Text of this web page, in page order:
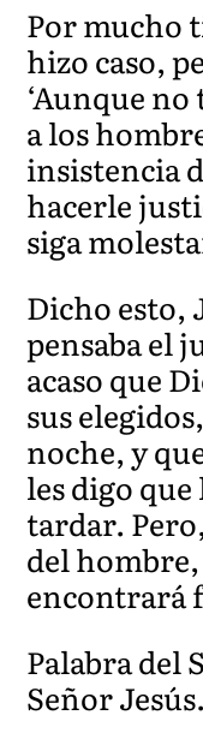
Por mucho
hizo caso,
‘Aunque
a los
insistencia
hacerle
siga
Dicho esto,
pensaba el
acaso que
sus
noche, y
les digo
tardar.
del
encontrará
Palabra del
Señor